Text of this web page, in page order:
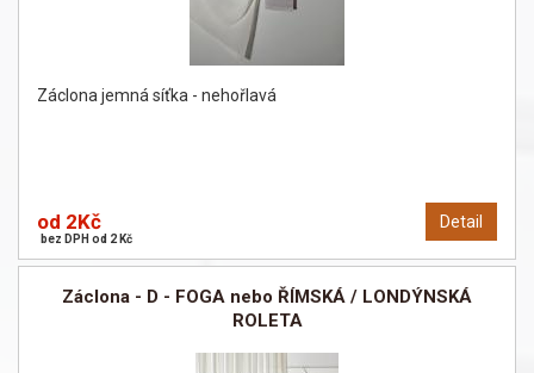
Záclona jemná síťka - nehořlavá
Detail
od 2Kč
bez DPH od 2 Kč
Záclona - D - FOGA nebo ŘÍMSKÁ / LONDÝNSKÁ
ROLETA